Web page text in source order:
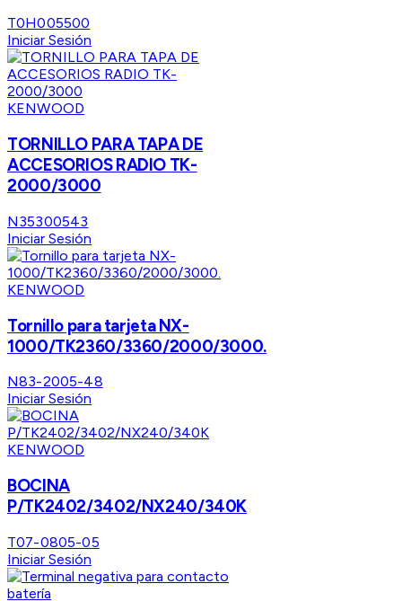
T0H005500
Iniciar Sesión
KENWOOD
TORNILLO PARA TAPA DE
ACCESORIOS RADIO TK-
2000/3000
N35300543
Iniciar Sesión
KENWOOD
Tornillo para tarjeta NX-
1000/TK2360/3360/2000/3000.
N83-2005-48
Iniciar Sesión
KENWOOD
BOCINA
P/TK2402/3402/NX240/340K
T07-0805-05
Iniciar Sesión